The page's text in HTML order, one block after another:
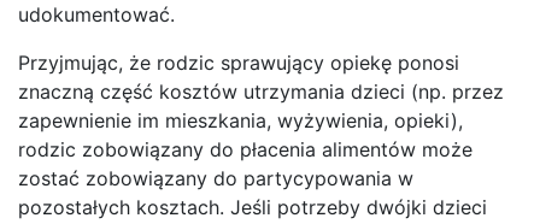
udokumentować.
Przyjmując, że rodzic sprawujący opiekę ponosi
znaczną część kosztów utrzymania dzieci (np. przez
zapewnienie im mieszkania, wyżywienia, opieki),
rodzic zobowiązany do płacenia alimentów może
zostać zobowiązany do partycypowania w
pozostałych kosztach. Jeśli potrzeby dwójki dzieci